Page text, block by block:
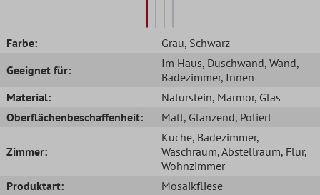
Farbe: Grau, Schwarz
Geeignet für:
Im Haus, Duschwand, Wand,
Badezimmer, Innen
Material:
Naturstein, Marmor, Glas
Oberflächenbeschaffenheit:
Matt, Glänzend, Poliert
Zimmer:
Küche, Badezimmer,
Waschraum, Abstellraum, Flur,
Wohnzimmer
Produktart:
Mosaikfliese